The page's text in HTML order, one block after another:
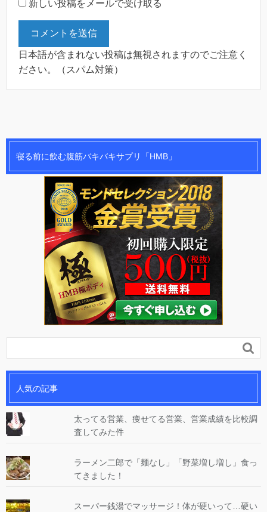
新しい投稿をメールで受け取る
日本語が含まれない投稿は無視されますのでご注意く
ださい。（スパム対策）
寝る前に飲む腹筋バキバキサプリ「HMB」

人気の記事
太ってる営業、痩せてる営業、営業成績を比較調
査してみた件
ラーメン二郎で「麺なし」「野菜増し増し」食っ
てきました！
スーパー銭湯でマッサージ！体が硬いって…硬い